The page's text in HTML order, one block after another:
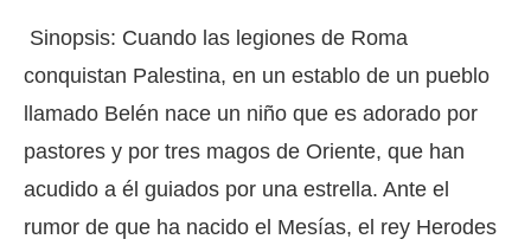
Sinopsis: Cuando las legiones de Roma
conquistan Palestina, en un establo de un pueblo
llamado Belén nace un niño que es adorado por
pastores y por tres magos de Oriente, que han
acudido a él guiados por una estrella. Ante el
rumor de que ha nacido el Mesías, el rey Herodes